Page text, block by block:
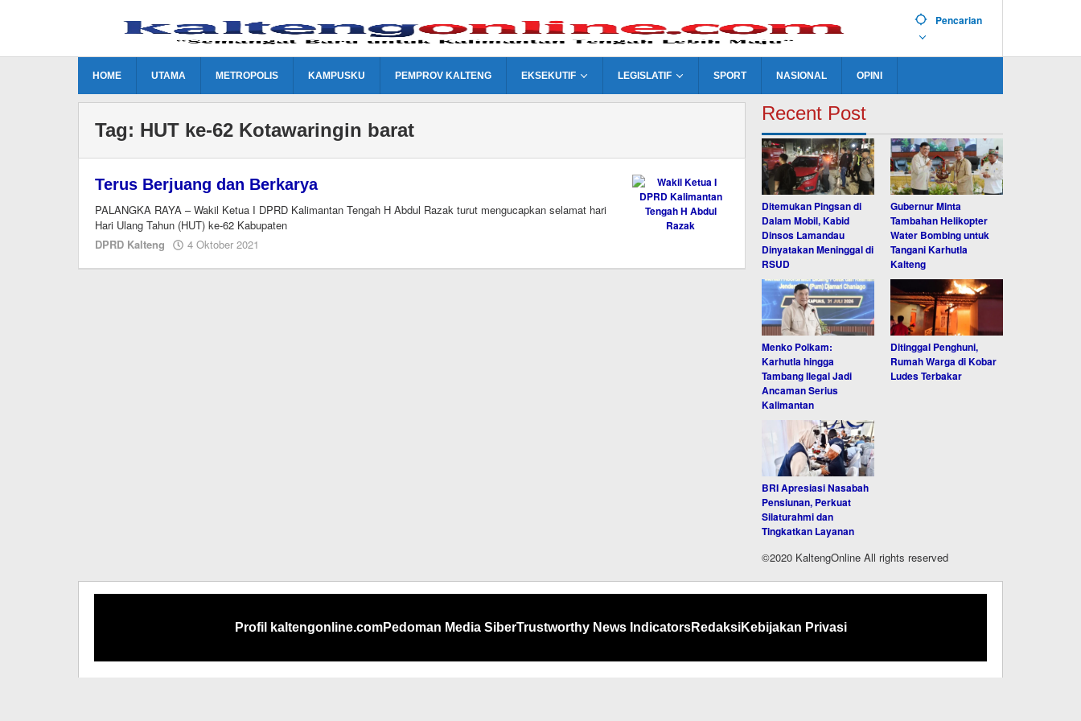
Pencarian
HOME UTAMA METROPOLIS KAMPUSKU PEMPROV KALTENG EKSEKUTIF LEGISLATIF SPORT NASIONAL OPINI
Tag: HUT ke-62 Kotawaringin barat
Terus Berjuang dan Berkarya
PALANGKA RAYA – Wakil Ketua I DPRD Kalimantan Tengah H Abdul Razak turut mengucapkan selamat hari
Hari Ulang Tahun (HUT) ke-62 Kabupaten
DPRD Kalteng
4 Oktober 2021
Recent Post
Ditemukan Pingsan di
Dalam Mobil, Kabid
Dinsos Lamandau
Dinyatakan Meninggal di
RSUD
Gubernur Minta
Tambahan Helikopter
Water Bombing untuk
Tangani Karhutla
Kalteng
Menko Polkam:
Karhutla hingga
Tambang Ilegal Jadi
Ancaman Serius
Kalimantan
Ditinggal Penghuni,
Rumah Warga di Kobar
Ludes Terbakar
BRI Apresiasi Nasabah
Pensiunan, Perkuat
Silaturahmi dan
Tingkatkan Layanan
©2020 KaltengOnline All rights reserved
Profil kaltengonline.comPedoman Media SiberTrustworthy News IndicatorsRedaksiKebijakan Privasi